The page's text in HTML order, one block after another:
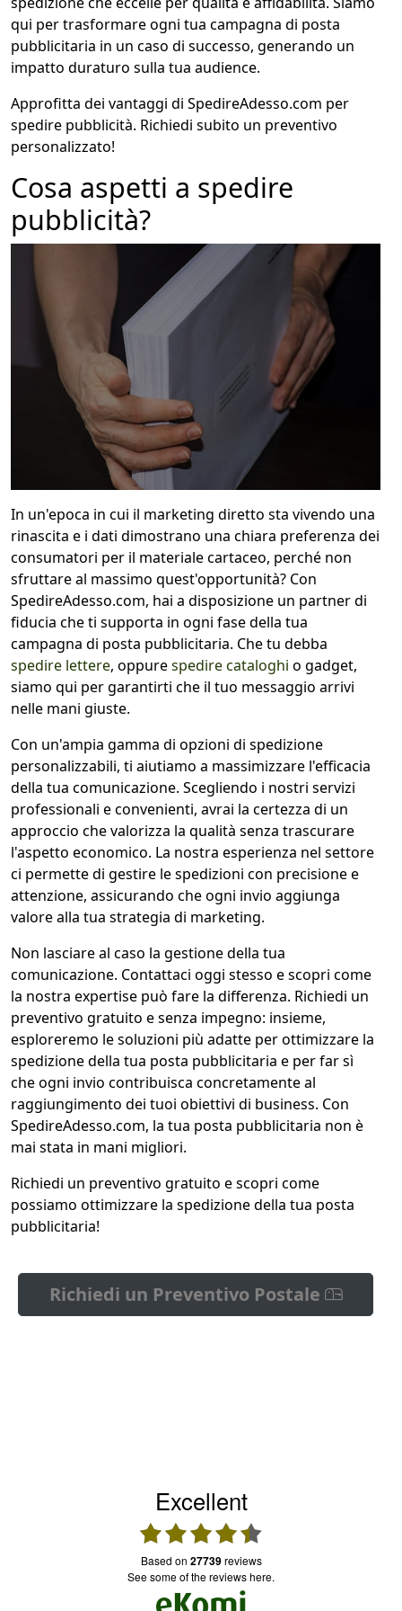
qui per trasformare ogni tua campagna di posta
pubblicitaria in un caso di successo, generando un
impatto duraturo sulla tua audience.
Approfitta dei vantaggi di SpedireAdesso.com per
spedire pubblicità. Richiedi subito un preventivo
personalizzato!
Cosa aspetti a spedire
pubblicità?
In un'epoca in cui il marketing diretto sta vivendo una
rinascita e i dati dimostrano una chiara preferenza dei
consumatori per il materiale cartaceo, perché non
sfruttare al massimo quest'opportunità? Con
SpedireAdesso.com, hai a disposizione un partner di
fiducia che ti supporta in ogni fase della tua
campagna di posta pubblicitaria. Che tu debba
spedire lettere, oppurespedire cataloghi o gadget,
siamo qui per garantirti che il tuo messaggio arrivi
nelle mani giuste.
Con un'ampia gamma di opzioni di spedizione
personalizzabili, ti aiutiamo a massimizzare l'efficacia
della tua comunicazione. Scegliendo i nostri servizi
professionali e convenienti, avrai la certezza di un
approccio che valorizza la qualità senza trascurare
l'aspetto economico. La nostra esperienza nel settore
ci permette di gestire le spedizioni con precisione e
attenzione, assicurando che ogni invio aggiunga
valore alla tua strategia di marketing.
Non lasciare al caso la gestione della tua
comunicazione. Contattaci oggi stesso e scopri come
la nostra expertise può fare la differenza. Richiedi un
preventivo gratuito e senza impegno: insieme,
esploreremo le soluzioni più adatte per ottimizzare la
spedizione della tua posta pubblicitaria e per far sì
che ogni invio contribuisca concretamente al
raggiungimento dei tuoi obiettivi di business. Con
SpedireAdesso.com, la tua posta pubblicitaria non è
mai stata in mani migliori.
Richiedi un preventivo gratuito e scopri come
possiamo ottimizzare la spedizione della tua posta
pubblicitaria!
Richiedi un Preventivo Postale
Excellent
based on 27739reviews
see some of the reviews here.